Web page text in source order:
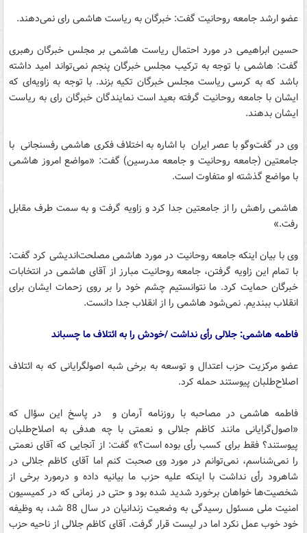
عضو ارشد جامعه روحانیت گفت: خبرگان به ریاست‌ هاشمی رای نمی‌دهند.
حسین ابراهیمی در مورد احتمال ریاست هاشمی بر مجلس خبرگان رهبری
گفت: هاشمی با توجه به ترکیب مجلس خبرگان پنجم نمی‌تواند امید داشته
باشد که به کرسی ریاست مجلس خبرگان تکیه بزند. با توجه به زاویه‌ای که
ایشان با جامعه روحانیت گرفته بعید است نمایندگان خبرگان رای به ریاست
ایشان بدهند.
وی در گفت‌وگو با عصر ایران با اشاره به اختلاف فکری هاشمی رفسنجانی با
جامعتین (جامعه روحانیت و جامعه مدرسین) گفت: «مواضع امروز هاشمی
با مواضع گذشته او متفاوت است.
هاشمی راهش را از جامعتین جدا کرد و زاویه گرفت و به سمت طرف مقابل
رفت.»
وی با بیان اینکه جامعه روحانیت در مورد هاشمی مصلحت‌اندیشی کرد گفت:
با تمام این زاویه گرفتن، جامعه روحانیت مبارز از آقای هاشمی در انتخابات
خبرگان حمایت کرد. ما نتوانستیم چشم‌ خود را بر روی زحمات ایشان برای
انقلاب ببندیم. نمی‌شود هاشمی را از انقلاب جدا دانست.
فاطمه هاشمی: جلالی رأی نداشت /خودش را به ائتلاف ما ‌چسباند
عضو مرکزیت حزب اعتدال و توسعه به برخی شبه اصولگرایانی که به ائتلاف
اصلاح‌طلبان پیوستند حمله کرد.
فاطمه هاشمی در مصاحبه با روزنامه آرمان و در پاسخ این سؤال که
«اصول‌گرایانی مانند کاظم جلالی و نعمتی با چه هدفی به اصلاح‌طلبان
پیوستند؟ فقط برای کسب رأی بوده است؟» گفت: از آنجایی که آقای نعمتی
را نمی‌شناسم، نمی‌توانم در مورد وی صحبت کنم اما آقای کاظم جلالی در
شاهرود رأی نداشت با اینکه علیه حزب ما بیانیه داده و درمورد برخی از
شخصیت‌ها خواهان برخورد شدید شده بود و حتی در زمانی که در کمیسیون
امنیت ملی مسئول رسیدگی به وضعیت زندانیان در سال 88 شد، به وظیفه
خود خوب عمل نکرد اما در لیست قرار گرفت. آقای کاظم جلالی از ناحیه حزب